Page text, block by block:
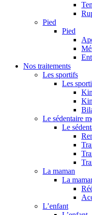
Pied
Pied
Nos traitements
Les sportifs
Les
Le sédentaire
Le
La maman
La
L’enfant